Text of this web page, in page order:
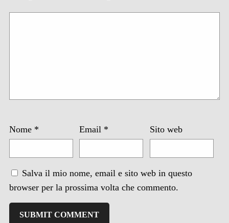
Nome * Email * Sito web
Salva il mio nome, email e sito web in questo
browser per la prossima volta che commento.